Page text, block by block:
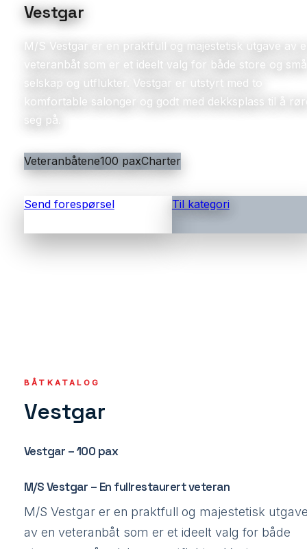
Vestgar
M/S Vestgar er en praktfull og majestetisk utgave av
veteranbåt som er et ideelt valg for både store og små
selskap og utflukter. Vestgar er utstyrt med to
komfortable salonger og godt med dekksplass til å
seg på.
Veteranbåtene100 paxCharter
Send forespørsel Til kategori
BÅTKATALOG
Vestgar
Vestgar – 100 pax
M/S Vestgar – En fullrestaurert veteran
M/S Vestgar er en praktfull og majestetisk
av en veteranbåt som er et ideelt valg for både